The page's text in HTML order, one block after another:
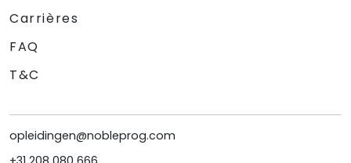
Carrières
FAQ
T&C
opleidingen@nobleprog.com